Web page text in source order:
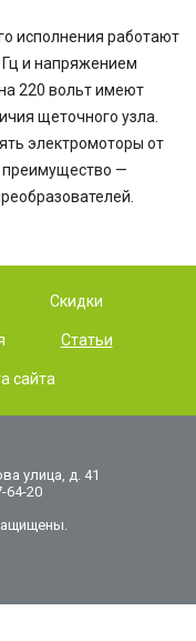
исполнения работают
Гц и напряжением
220 вольт имеют
щеточного узла.
электромоторы от
преимущество —
Скидки
Статьи
сайта
улица, д. 41
64-20